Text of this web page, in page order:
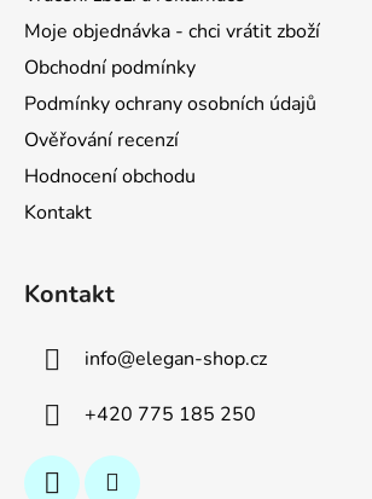
Moje objednávka - chci vrátit zboží
Obchodní podmínky
Podmínky ochrany osobních údajů
Ověřování recenzí
Hodnocení obchodu
Kontakt
Kontakt
info@elegan-shop.cz
+420 775 185 250